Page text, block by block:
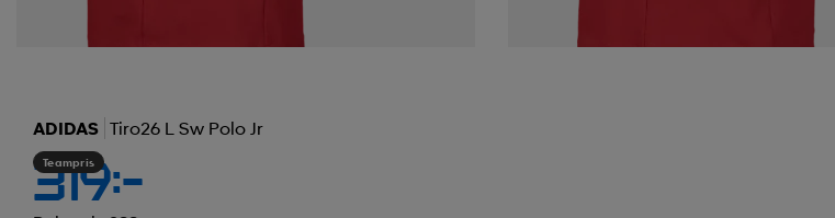
ADIDAS Tiro26 L Sw Polo Jr
Teampris
319:-